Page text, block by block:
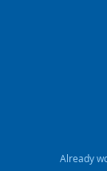
Already